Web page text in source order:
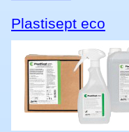
Plastisept eco